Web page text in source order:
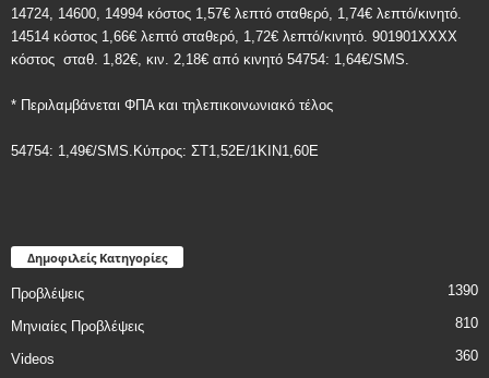
14724, 14600, 14994 κόστος 1,57€ λεπτό σταθερό, 1,74€ λεπτό/κινητό.
14514 κόστος 1,66€ λεπτό σταθερό, 1,72€ λεπτό/κινητό. 901901ΧΧΧΧ
κόστος σταθ. 1,82€, κιν. 2,18€ από κινητό 54754: 1,64€/SMS.
* Περιλαμβάνεται ΦΠΑ και τηλεπικοινωνιακό τέλος
54754: 1,49€/SMS.Κύπρος: ΣT1,52E/1KIN1,60E
Δημοφιλείς Κατηγορίες
Προβλέψεις 1390
Μηνιαίες Προβλέψεις 810
Videos 360